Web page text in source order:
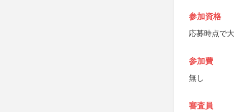
参加資格
応募時点で
参加費
無し
審査員